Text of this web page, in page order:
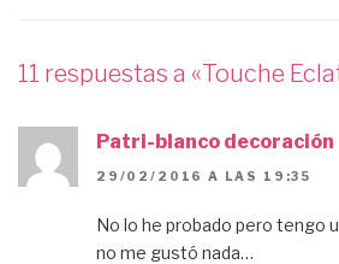
11 respuestas a «Touche
Patri-blanco decoración
29/02/2016 A LAS 19:35
No lo he probado pero tengo
no me gustó nada…